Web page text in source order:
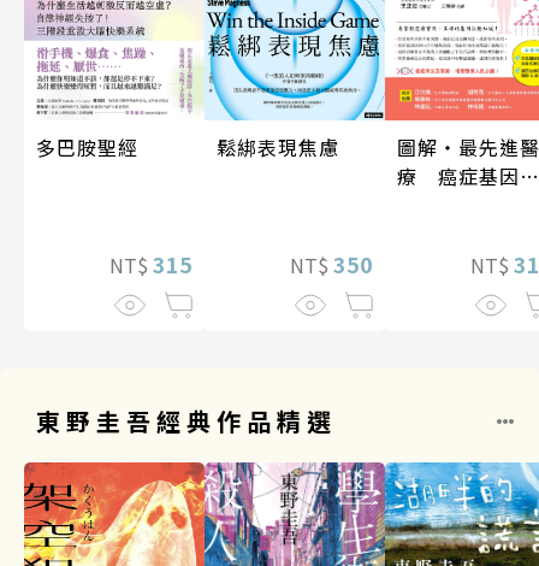
多巴胺聖經
NT$ 315
鬆綁表現焦慮
NT$ 350
圖解‧最先進醫
療 癌症基因療
NT$
東野圭吾經典作品精選